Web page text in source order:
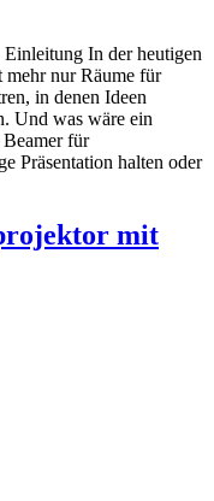
In der heutigen
mehr nur Räume für
in denen Ideen
Und was wäre ein
Beamer für
Präsentation halten oder
mit